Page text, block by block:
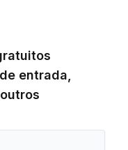
entrada,